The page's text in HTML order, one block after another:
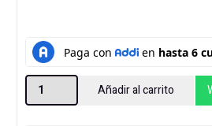
MOTHER
B
Añadir al carrito